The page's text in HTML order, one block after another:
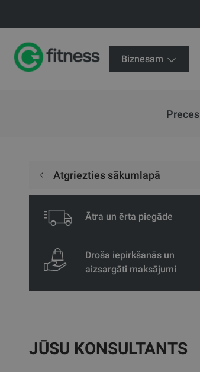
Biznesam
Preces
Atgriezties sākumlapā
Ātra un ērta piegāde
Droša iepirkšanās un
aizsargāti maksājumi
JŪSU KONSULTANTS